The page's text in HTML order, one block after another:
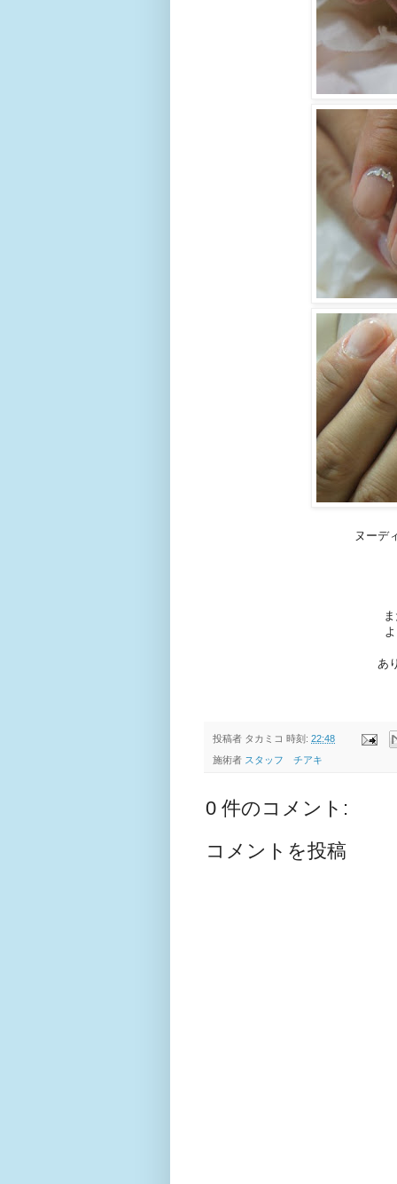
ヌーデ
あ
投稿者 タカミコ 時刻: 22:48
施術者 スタッフ チアキ
0 件のコメント:
コメントを投稿